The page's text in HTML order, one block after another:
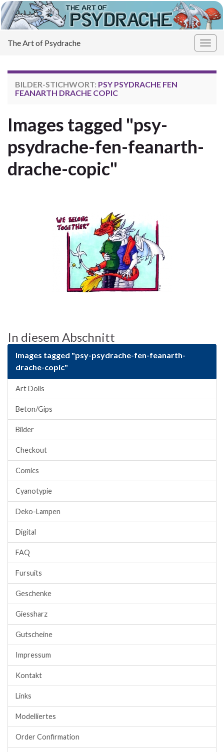
The Art of Psydrache
BILDER-STICHWORT: PSY PSYDRACHE FEN
FEANARTH DRACHE COPIC
Images tagged "psy-
psydrache-fen-feanarth-
drache-copic"
In diesem Abschnitt
Images tagged "psy-psydrache-fen-feanarth-
drache-copic"
Art Dolls
Beton/Gips
Bilder
Checkout
Comics
Cyanotypie
Deko-Lampen
Digital
FAQ
Fursuits
Geschenke
Giessharz
Gutscheine
Impressum
Kontakt
Links
Modelliertes
Order Confirmation